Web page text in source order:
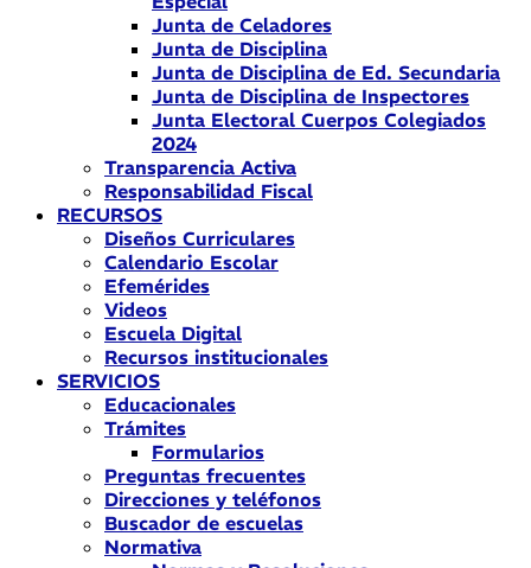
Junta de Celadores
Junta de Disciplina
Junta de Disciplina de Ed. Secundaria
Junta de Disciplina de Inspectores
Junta Electoral Cuerpos Colegiados
2024
Transparencia Activa
Responsabilidad Fiscal
RECURSOS
Diseños Curriculares
Calendario Escolar
Efemérides
Videos
Escuela Digital
Recursos institucionales
SERVICIOS
Educacionales
Trámites
Formularios
Preguntas frecuentes
Direcciones y teléfonos
Buscador de escuelas
Normativa